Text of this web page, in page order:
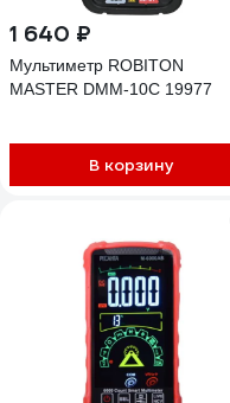
1 640 ₽
Мультиметр ROBITON
MASTER DMM-10C 19977
В корзину